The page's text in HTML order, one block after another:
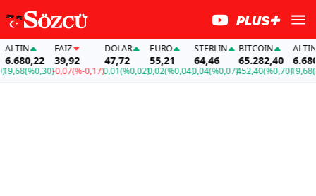
(%0,30)
FAİZ
39,92
-0,07(%-0,17)
DOLAR
47,72
0,01(%0,02)
EURO
55,21
0,02(%0,04)
STERLIN
64,46
0,04(%0,07)
BITCOIN
65.282,40
452,40(%0,70)
ALTIN
19,68